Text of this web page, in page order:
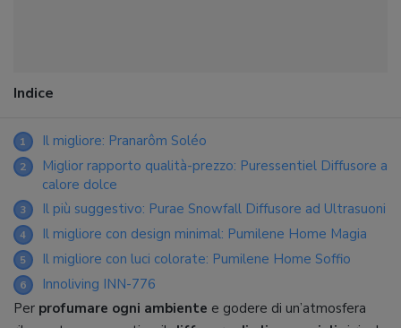
Indice
1 Il migliore: Pranarôm Soléo
2
Miglior rapporto qualità-prezzo: Puressentiel Diffusore a
calore dolce
3 Il più suggestivo: Purae Snowfall Diffusore ad Ultrasuoni
4 Il migliore con design minimal: Pumilene Home Magia
5 Il migliore con luci colorate: Pumilene Home Soffio
6
Innoliving INN-776
Per profumare ogni ambiente e godere di un’atmosfera